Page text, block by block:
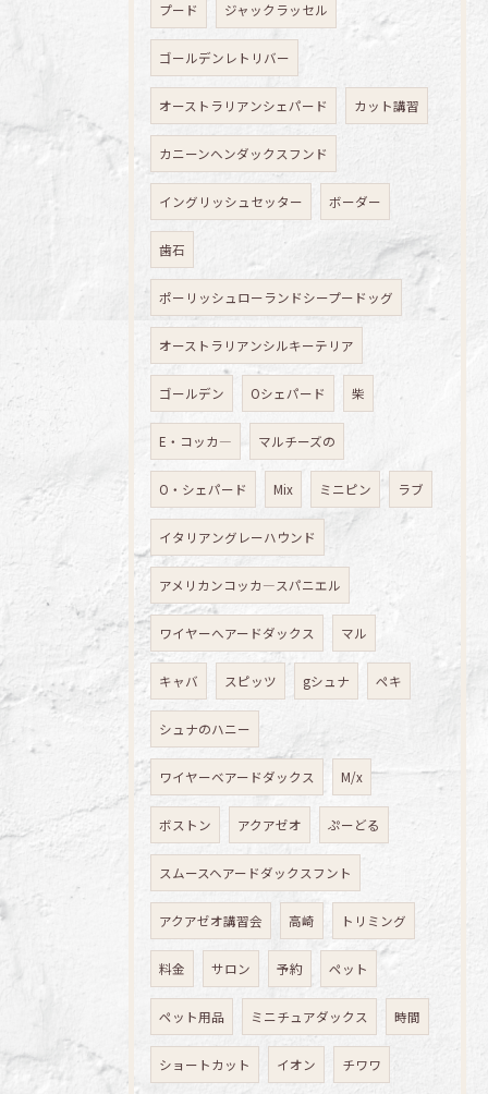
プード ジャックラッセル
ゴールデンレトリバー
オーストラリアンシェパード カット講習
カニーンヘンダックスフンド
イングリッシュセッター ボーダー
歯石
ポーリッシュローランドシープードッグ
オーストラリアンシルキーテリア
ゴールデン Oシェパード 柴
E・コッカ― マルチーズの
O・シェパード Mix ミニピン ラブ
イタリアングレーハウンド
アメリカンコッカ―スパニエル
ワイヤーへアードダックス マル
キャバ スピッツ gシュナ ペキ
シュナのハニー
ワイヤーベアードダックス M/x
ボストン アクアゼオ ぷーどる
スムースヘアードダックスフント
アクアゼオ講習会 高崎 トリミング
料金 サロン 予約 ペット
ペット用品 ミニチュアダックス 時間
ショートカット イオン チワワ